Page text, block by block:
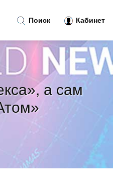
а сам
Поиск Кабинет